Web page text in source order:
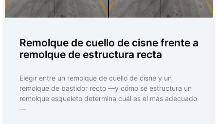
Remolque de cuello de cisne frente a
remolque de estructura recta
Elegir entre un remolque de cuello de cisne y un
remolque de bastidor recto —y cómo se estructura un
remolque esqueleto determina cuál es el más adecuado
—